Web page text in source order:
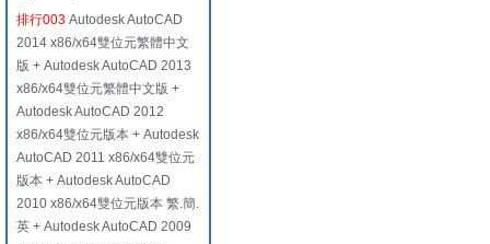
排行003 Autodesk AutoCAD
2014 x86/x64雙位元繁體中文
版 + Autodesk AutoCAD 2013
x86/x64雙位元繁體中文版 +
Autodesk AutoCAD 2012
x86/x64雙位元版本 + Autodesk
AutoCAD 2011 x86/x64雙位元
版本 + Autodesk AutoCAD
2010 x86/x64雙位元版本 繁.簡.
英 + Autodesk AutoCAD 2009